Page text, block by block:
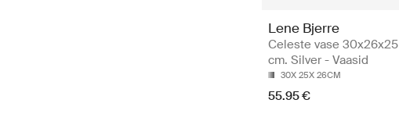
Lene Bjerre
Celeste vase 30x26x25
cm. Silver - Vaasid
30X 25X 26CM
55.95 €